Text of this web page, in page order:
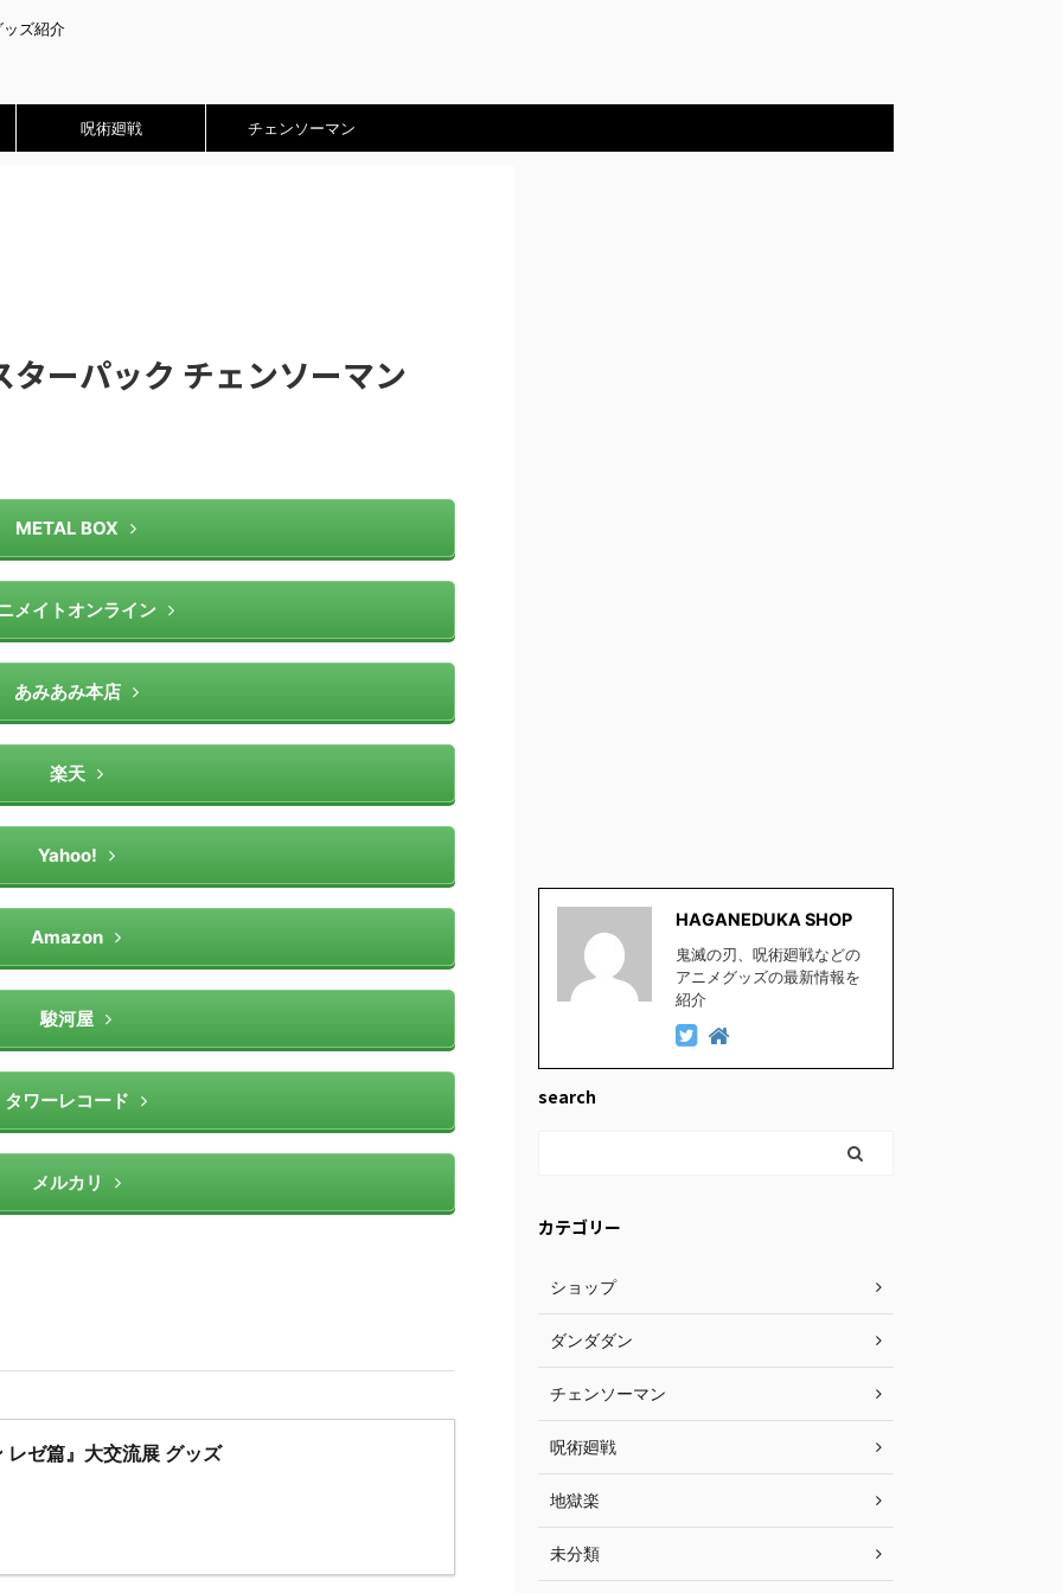
ズ紹介
呪術廻戦 チェンソーマン
ターパック チェンソーマン
METAL BOX
メイトオンライン
あみあみ本店
楽天
Yahoo!
Amazon
駿河屋
タワーレコード
メルカリ
レゼ篇』大交流展 グッズ
HAGANEDUKA SHOP
鬼滅の刃、呪術廻戦などの
アニメグッズの最新情報を
紹介
search
カテゴリー
ショップ
ダンダダン
チェンソーマン
呪術廻戦
地獄楽
未分類